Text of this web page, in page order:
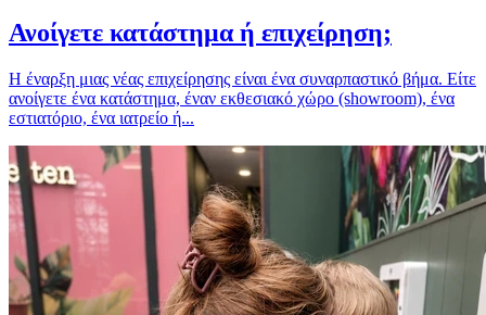
Ανοίγετε κατάστημα ή επιχείρηση;
Η έναρξη μιας νέας επιχείρησης είναι ένα συναρπαστικό βήμα. Είτε
ανοίγετε ένα κατάστημα, έναν εκθεσιακό χώρο (showroom), ένα
εστιατόριο, ένα ιατρείο ή...